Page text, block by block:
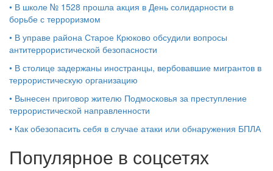
• В школе № 1528 прошла акция в День солидарности в
борьбе с терроризмом
• В управе района Старое Крюково обсудили вопросы
антитеррористической безопасности
• В столице задержаны иностранцы, вербовавшие мигрантов в
террористическую организацию
• Вынесен приговор жителю Подмосковья за преступление
террористической направленности
• Как обезопасить себя в случае атаки или обнаружения БПЛА
Популярное в соцсетях